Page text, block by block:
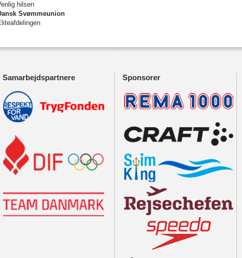
hilsen
Svømmeunion
Samarbejdspartnere Sponsorer